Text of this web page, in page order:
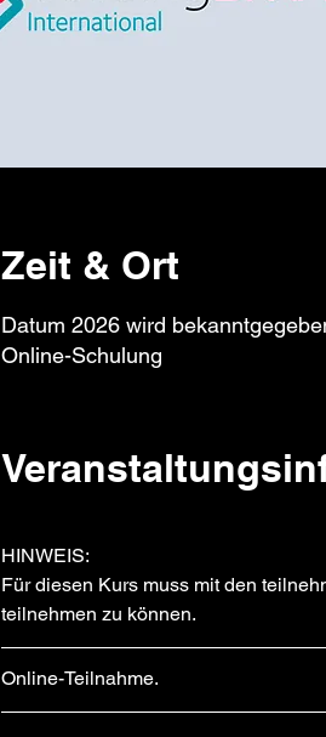
Zeit & Ort
Datum 2026 wird
Online-Schulung
HINWEIS:
Für diesen Kurs muss mit den
teilnehmen zu können.
Online-Teilnahme.